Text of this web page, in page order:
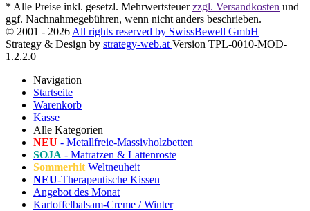
* Alle Preise inkl. gesetzl. Mehrwertsteuerzzgl. Versandkosten und
ggf. Nachnahmegebühren, wenn nicht anders beschrieben.
© 2001 - 2026 All rights reserved by SwissBewell GmbH
Strategy & Design by strategy-web.at Version TPL-0010-MOD-
1.2.2.0
Navigation
Startseite
Warenkorb
Kasse
Alle Kategorien
NEU - Metallfreie-Massivholzbetten
SOJA - Matratzen & Lattenroste
Sommerhit Weltneuheit
NEU-Therapeutische Kissen
Angebot des Monat
Kartoffelbalsam-Creme / Winter